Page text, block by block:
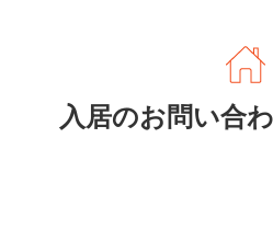
入居のお問い合